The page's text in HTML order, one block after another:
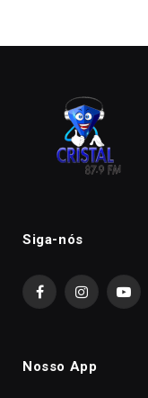
Siga-nós
FacebookInstagram
Nosso App